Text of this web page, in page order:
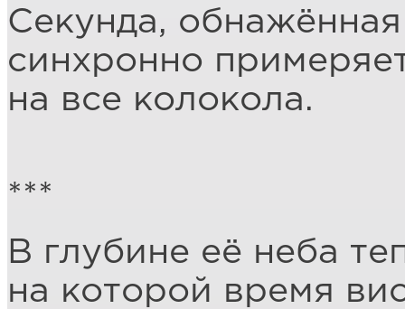
Секунда, обнажённая
синхронно
на все колокола.
***
В глубине её неба
на которой время